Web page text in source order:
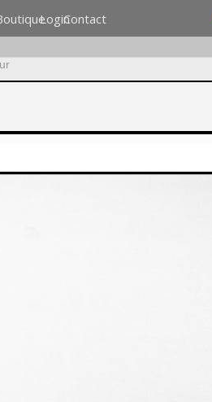
LoginContact